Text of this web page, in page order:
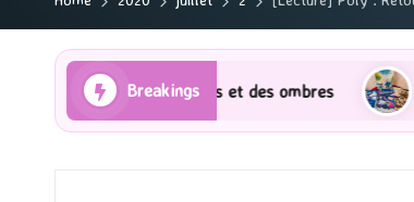
Breakings
et des ombres [Lecture] Gardiens des